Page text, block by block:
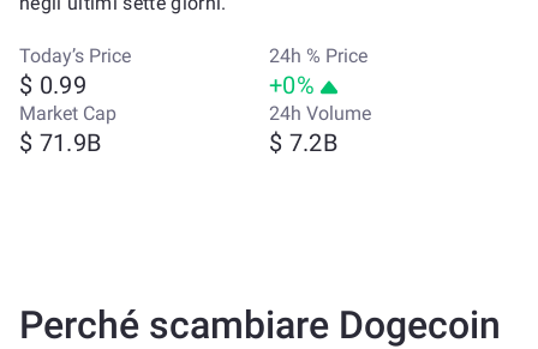
Today’s Price
$ 0.99
24h % Price
+0%
Market Cap
$ 71.9B
24h Volume
$ 7.2B
Perché scambiare Dogecoin